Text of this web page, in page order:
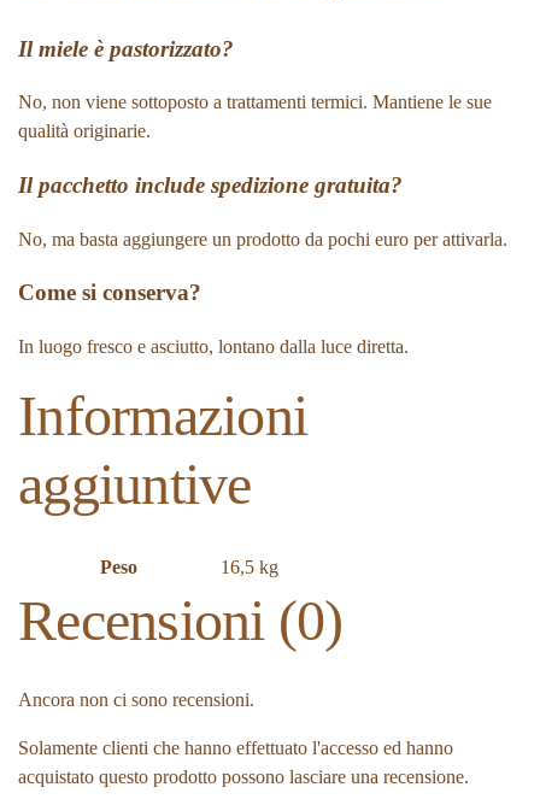
Il miele è pastorizzato?
No, non viene sottoposto a trattamenti termici. Mantiene le sue
qualità originarie.
Il pacchetto include spedizione gratuita?
No, ma basta aggiungere un prodotto da pochi euro per attivarla.
Come si conserva?
In luogo fresco e asciutto, lontano dalla luce diretta.
Informazioni
aggiuntive
Peso 16,5 kg
Recensioni (0)
Ancora non ci sono recensioni.
Solamente clienti che hanno effettuato l'accesso ed hanno
acquistato questo prodotto possono lasciare una recensione.